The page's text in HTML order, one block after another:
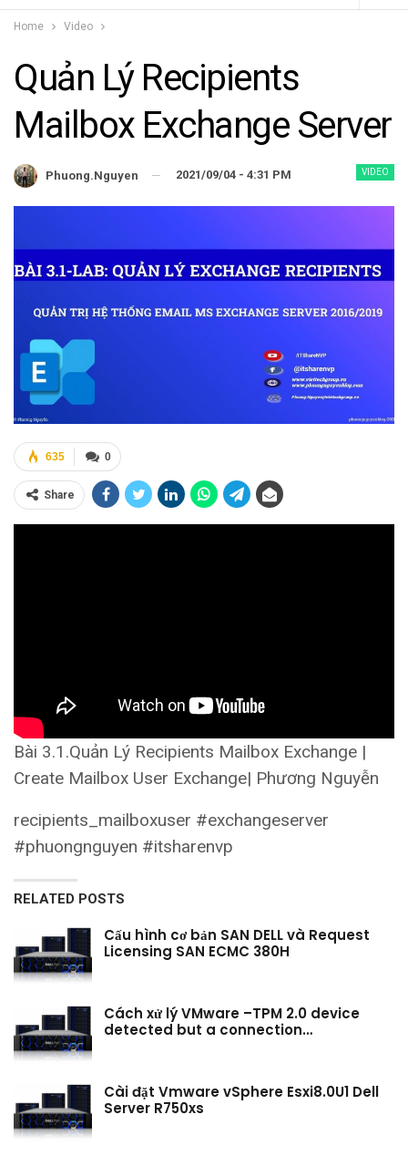
Home Video
Quản Lý Recipients
Mailbox Exchange Server
VIDEO
Phuong.nguyen 2021/09/04 - 4:31 PM
0
635
Share
Bài 3.1.Quản Lý Recipients Mailbox Exchange |
Create Mailbox User Exchange| Phương Nguyễn
recipients_mailboxuser #exchangeserver
#phuongnguyen #itsharenvp
RELATED POSTS
Cấu hình cơ bản SAN DELL và Request
Licensing SAN ECMC 380H
Cách xử lý VMware –TPM 2.0 device
detected but a connection…
Cài đặt Vmware vSphere Esxi8.0U1 Dell
Server R750xs